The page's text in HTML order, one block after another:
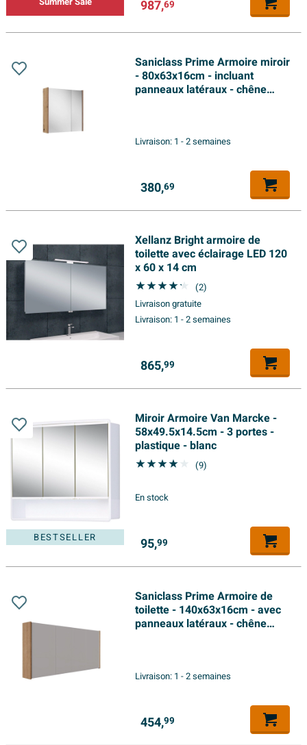
987,69
Saniclass Prime Armoire miroir
- 80x63x16cm - incluant
panneaux latéraux - chêne
Livraison: 1 - 2 semaines
380,69
Xellanz Bright armoire de
toilette avec éclairage LED 120
x 60 x 14 cm
(2)
Livraison gratuite
Livraison: 1 - 2 semaines
865,99
BESTSELLER
Miroir Armoire Van Marcke -
58x49.5x14.5cm - 3 portes -
plastique - blanc
(9)
En stock
95,99
Saniclass Prime Armoire de
toilette - 140x63x16cm - avec
panneaux latéraux - chêne
Livraison: 1 - 2 semaines
454,99